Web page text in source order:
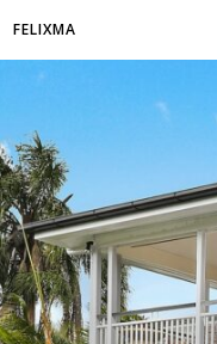
FELIXMA